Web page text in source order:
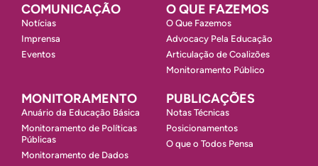
COMUNICAÇÃO
Notícias
Imprensa
Eventos
O QUE FAZEMOS
O Que Fazemos
Advocacy Pela Educação
Articulação de Coalizões
Monitoramento Público
MONITORAMENTO
Anuário da Educação Básica
Monitoramento de Políticas
Públicas
Monitoramento de Dados
PUBLICAÇÕES
Notas Técnicas
Posicionamentos
O que o Todos Pensa